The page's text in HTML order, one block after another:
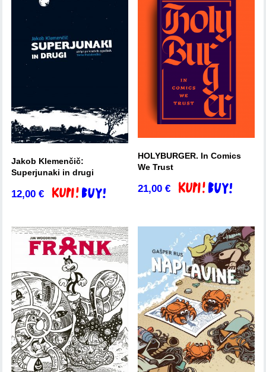
Jakob Klemenčič:
Superjunaki in drugi
12,00€ Dodaj v košarico
HOLYBURGER. In Comics
We Trust
21,00€ Dodaj v košarico